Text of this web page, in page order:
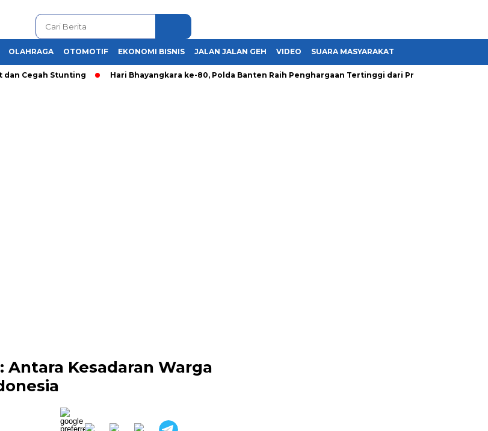
OLAHRAGA OTOMOTIF EKONOMI BISNIS JALAN JALAN GEH VIDEO SUARA MASYARAKAT
Stunting Hari Bhayangkara ke-80, Polda Banten Raih Penghargaan Tertinggi dari Presiden hingga Tebar
Antara Kesadaran Warga